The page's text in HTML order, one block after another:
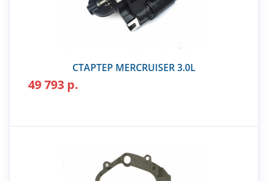
СТАРТЕР MERCRUISER 3.0L
49 793 р.